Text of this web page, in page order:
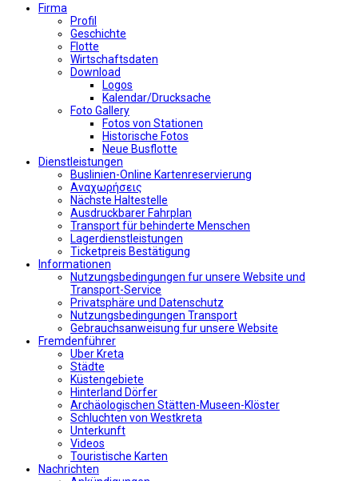
Firma
Profil
Geschichte
Flotte
Wirtschaftsdaten
Download
Logos
Kalendar/Drucksache
Foto Gallery
Fotos von Stationen
Historische Fotos
Neue Busflotte
Dienstleistungen
Buslinien-Online Kartenreservierung
Αναχωρήσεις
Nächste Haltestelle
Αusdruckbarer Fahrplan
Transport für behinderte Menschen
Lagerdienstleistungen
Ticketpreis Bestätigung
Informationen
Nutzungsbedingungen fur unsere Website und
Transport-Service
Privatsphäre und Datenschutz
Nutzungsbedingungen Transport
Gebrauchsanweisung fur unsere Website
Fremdenführer
Uber Kreta
Städte
Küstengebiete
Hinterland Dörfer
Archäologischen Stätten-Museen-Klöster
Schluchten von Westkreta
Unterkunft
Videos
Touristische Karten
Nachrichten